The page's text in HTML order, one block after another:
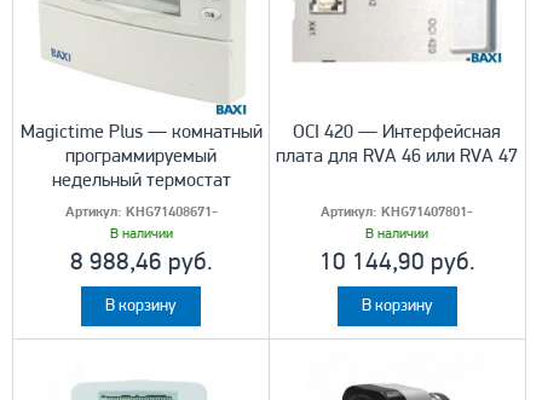
Magictime Plus — комнатный
программируемый
недельный термостат
Артикул: KHG71408671-
В наличии
8 988,46 руб.
В корзину
OCI 420 — Интерфейсная
плата для RVA 46 или RVA 47
Артикул:KHG71407801-
В наличии
10 144,90 руб.
В корзину